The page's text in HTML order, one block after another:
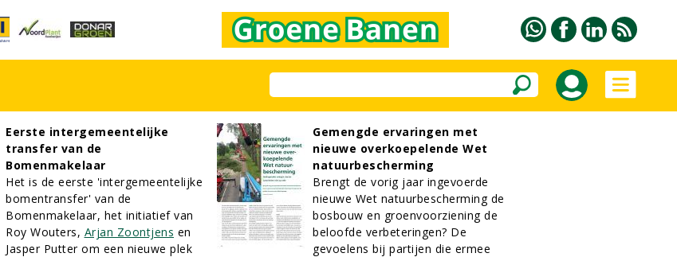
Eerste intergemeentelijke
transfer van de
Bomenmakelaar
Het is de eerste 'intergemeentelijke
bomentransfer' van de
Bomenmakelaar, het initiatief van
Roy Wouters, Arjan Zoontjens en
Jasper Putter om een nieuwe plek
Gemengde ervaringen met
nieuwe overkoepelende Wet
natuurbescherming
Brengt de vorig jaar ingevoerde
nieuwe Wet natuurbescherming de
bosbouw en groenvoorziening de
beloofde verbeteringen? De
gevoelens bij partijen die ermee